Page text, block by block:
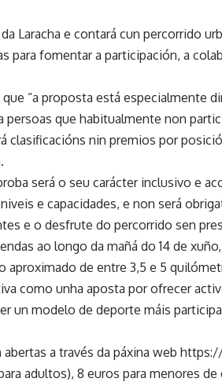
Laracha e contará cun percorrido
para fomentar a participación, a
“a proposta está especialmente
persoas que habitualmente non
clasificacións nin premios por
será o seu carácter inclusivo e
e capacidades, e non será
e o desfrute do percorrido sen
ao longo da mañá do 14 de
aproximado de entre 3,5 e 5
como unha aposta por ofrecer
un modelo de deporte máis
abertas a través da páxina web
adultos), 8 euros para menores